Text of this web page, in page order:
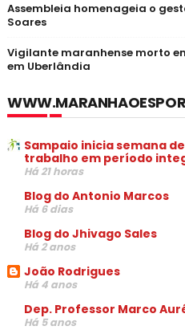
Assembleia homenageia o
Soares
Vigilante maranhense morto
em Uberlândia
Sampaio inicia semana
trabalho em período
Há 21 horas
Blog do Antonio Marcos
Há 6 dias
Blog do Jhivago Sales
Há 2 anos
João Rodrigues
Há 4 anos
Dep. Professor Marco
Há 5 anos